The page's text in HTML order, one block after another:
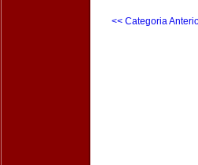
<< Categoria